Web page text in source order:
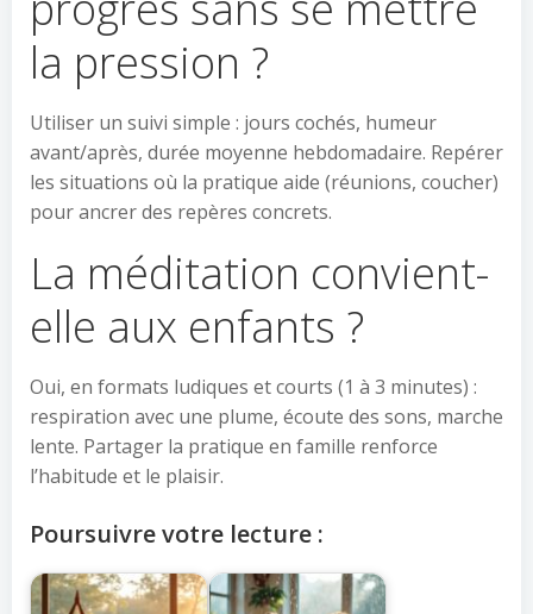
la pression ?
Utiliser un suivi simple : jours cochés, humeur
avant/après, durée moyenne hebdomadaire. Repérer
les situations où la pratique aide (réunions, coucher)
pour ancrer des repères concrets.
La méditation convient-
elle aux enfants ?
Oui, en formats ludiques et courts (1 à 3 minutes) :
respiration avec une plume, écoute des sons, marche
lente. Partager la pratique en famille renforce
l’habitude et le plaisir.
Poursuivre votre lecture :